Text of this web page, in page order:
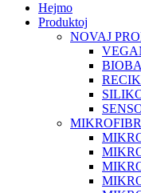
Hejmo
Produktoj
NOVAJ